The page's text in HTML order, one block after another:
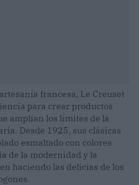
francesa, Le Creuset
para crear productos
amplían los límites de la
Desde 1925, sus clásicas
esmaltado con colores
de la modernidad y la
haciendo las delicias de los